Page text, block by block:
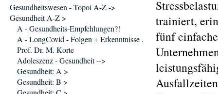
trainiert,
fünf
Gesundheitswesen - Topoi A-Z ->
Gesundheit A-Z >
A - Gesundheits-Empfehlungen?!
A - LongCovid - Folgen + Erkenntnisse .
Prof. Dr. M. Korte
Adoleszenz - Gesundheit -->
Gesundheit: A >
Gesundheit: B >